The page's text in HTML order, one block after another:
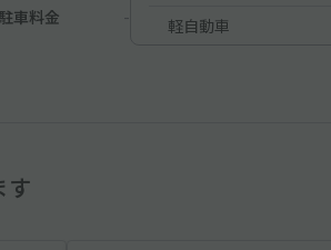
駐車料金
軽自動車
す